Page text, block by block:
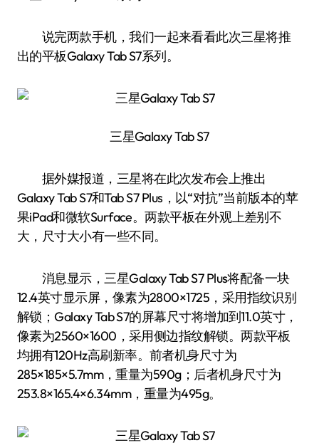
说完两款手机，我们一起来看看此次三星将推
出的平板Galaxy Tab S7系列。
三星Galaxy Tab S7
据外媒报道，三星将在此次发布会上推出
Galaxy Tab S7和Tab S7 Plus，以“对抗”当前版本的苹
果iPad和微软Surface。两款平板在外观上差别不
大，尺寸大小有一些不同。
消息显示，三星Galaxy Tab S7 Plus将配备一块
12.4英寸显示屏，像素为2800×1725，采用指纹识别
解锁；Galaxy Tab S7的屏幕尺寸将增加到11.0英寸，
像素为2560×1600，采用侧边指纹解锁。两款平板
均拥有120Hz高刷新率。前者机身尺寸为
285×185×5.7mm，重量为590g；后者机身尺寸为
253.8×165.4×6.34mm，重量为495g。